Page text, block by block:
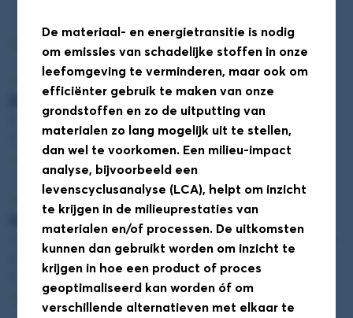
DAS Conferentie sessieronde 1
Sessieronde 1
Duurzaamheid! Een competentie? (Zaal 1.28)
Edzard Geertsema (Hanze)
11:55 - 12:40
Sessieronde 1
Quantum awareness training (Zaal 1.52)
Cintia Perugachi (Universiteit Leiden) en Hilde Wijngaard
(De Haagse Hogeschool)
11:55 - 12:40
Details
De materiaal- en energietransitie is nodig
om emissies van schadelijke stoffen in onze
leefomgeving te verminderen, maar ook om
efficiënter gebruik te maken van onze
grondstoffen en zo de uitputting van
materialen zo lang mogelijk uit te stellen,
dan wel te voorkomen. Een milieu-impact
analyse, bijvoorbeeld een
levenscyclusanalyse (LCA), helpt om inzicht
te krijgen in de milieuprestaties van
materialen en/of processen. De uitkomsten
kunnen dan gebruikt worden om inzicht te
krijgen in hoe een product of proces
geoptimaliseerd kan worden óf om
verschillende alternatieven met elkaar te